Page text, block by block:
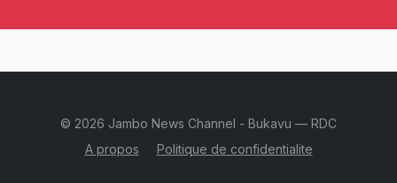
© 2026 Jambo News Channel - Bukavu — RDC
A propos
Politique de confidentialite